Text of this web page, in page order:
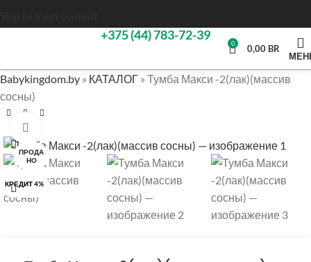
+375 (44) 783-72-39
0 0,00 BR
Babykingdom.by » КАТАЛОГ » Тумба Макси -2(лак)(массив
сосны)
ПРОДА
НО
КРЕДИТ 4%